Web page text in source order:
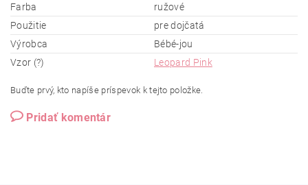
Farba
ružové
Použitie
pre dojčatá
Výrobca
Bébé-jou
Vzor (?)
Leopard Pink
Buďte prvý, kto napíše príspevok k tejto položke.
Pridať komentár